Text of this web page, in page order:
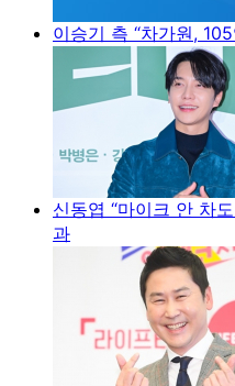
이승기 측 “차가원,
신동엽 “마이크 안 차
과